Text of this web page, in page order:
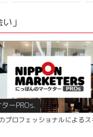
」
ーPROs.
プロフェッショナルによる